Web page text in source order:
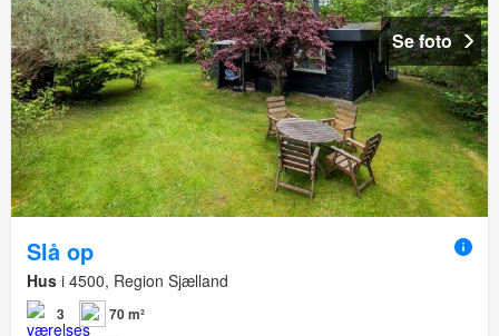
Se foto
Slå op
Hus i 4500, Region Sjælland
3 70 m²